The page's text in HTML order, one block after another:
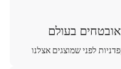
בעולם
לפני שמוצגים אצלנו